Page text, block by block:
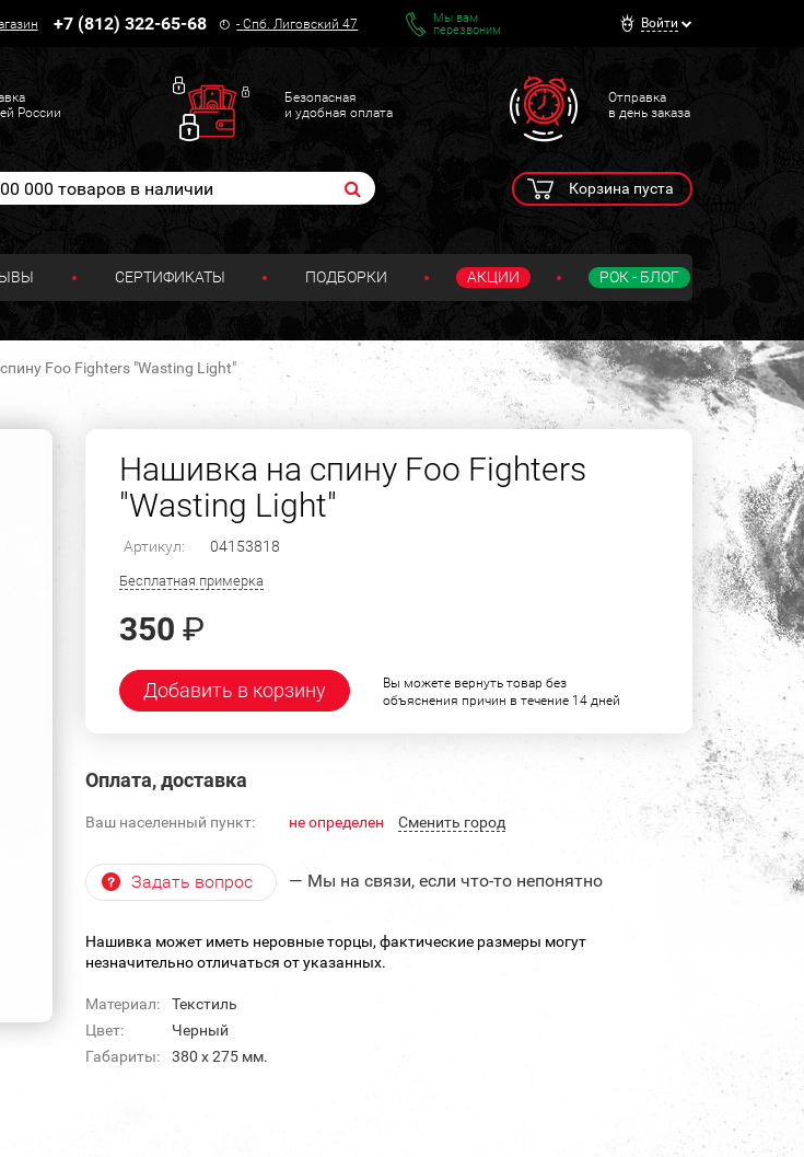
+7 (812) 322-65-68 -Спб. Лиговский 47
Мы вам
перезвоним
Войти
России
Безопасная
и удобная оплата
Отправка
в день заказа
Корзина пуста
СЕРТИФИКАТЫ ПОДБОРКИ АКЦИИ РОК - БЛОГ
Foo Fighters "Wasting Light"
Нашивка на спину Foo Fighters
"Wasting Light"
Артикул: 04153818
Бесплатная примерка
350 ₽
Добавить в корзину
Вы можете вернуть товар без
объяснения причин в течение 14 дней
Оплата, доставка
Ваш населенный пункт: не определен Cменить город
Задать вопрос — Мы на связи, если что-то непонятно
Нашивка может иметь неровные торцы, фактические размеры могут
незначительно отличаться от указанных.
Материал:
Текстиль
Цвет:
Черный
Габариты:
380 х 275 мм.